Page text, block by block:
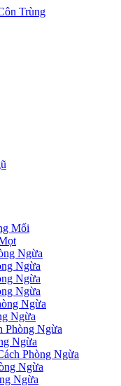
Mối
Ngừa
Ngừa
Ngừa
Ngừa
Ngừa
Ngừa
Phòng Ngừa
Ngừa
Phòng Ngừa
Ngừa
Ngừa